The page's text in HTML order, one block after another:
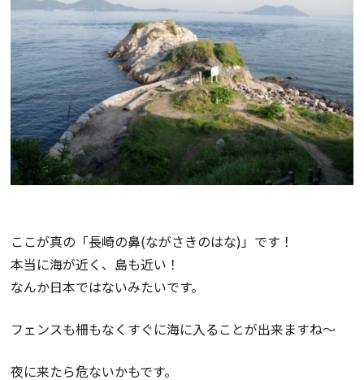
ここが真の「長崎の鼻(ながさきのはな)」です！
本当に海が近く、島も近い！
なんか日本ではないみたいです。
フェンスも柵もなくすぐに海に入ることが出来ますね～
夜に来たら危ないかもです。